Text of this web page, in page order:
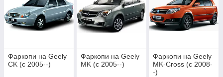
Фаркопи на Geely
CK (c 2005--)
Фаркопи на Geely
MK (c 2005--)
Фаркопи на Geely
MK-Cross (c 2008-
-)